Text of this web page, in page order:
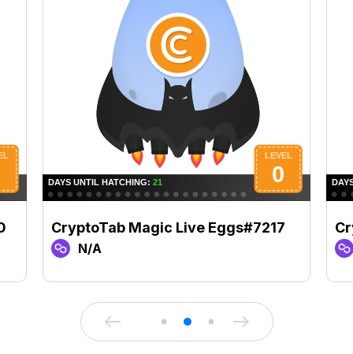
CryptoTab Magic Live Eggs#7217
N/A